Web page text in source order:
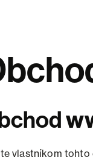
vlastníkom tohto